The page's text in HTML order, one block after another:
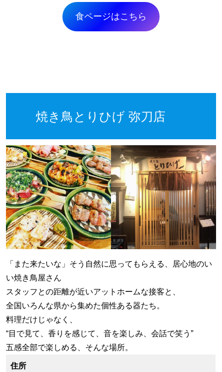
食ページはこちら
焼き鳥とりひげ 弥刀店
「また来たいな」そう自然に思ってもらえる、居心地のい
い焼き鳥屋さん
スタッフとの距離が近いアットホームな接客と、
全国いろんな県から集めた個性ある器たち。
料理だけじゃなく、
“目で見て、香りを感じて、音を楽しみ、会話で笑う”
五感全部で楽しめる、そんな場所。
住所